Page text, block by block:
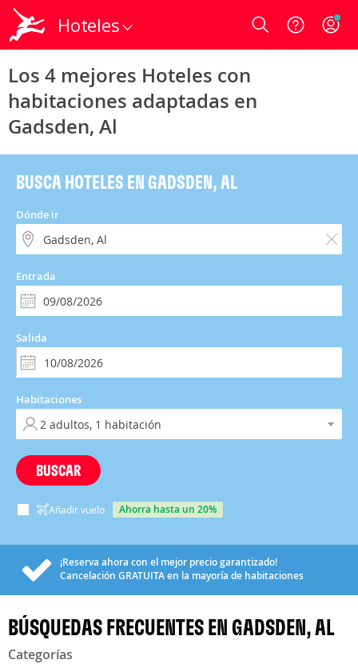
Hoteles Login
Los 4 mejores Hoteles con
habitaciones adaptadas en
Gadsden, Al
BUSCA HOTELES EN GADSDEN, AL
Dónde ir
Entrada
Salida
Habitaciones
BUSCAR
Añadir vuelo ahorra hasta un 20%
¡Reserva ahora con el mejor precio garantizado!
Cancelación GRATUITAen la mayoría de habitaciones
BÚSQUEDAS FRECUENTES EN GADSDEN, AL
Categorías